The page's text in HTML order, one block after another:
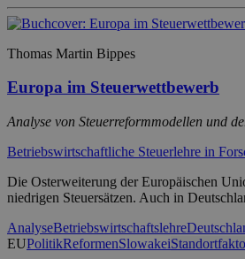
Thomas Martin Bippes
Europa im Steuerwettbewerb
Analyse von Steuerreformmodellen und
Betriebswirtschaftliche Steuerlehre in
Die Osterweiterung der Europäischen
niedrigen Steuersätzen. Auch in
AnalyseBetriebswirtschaftslehre
EUPolitikReformenSlowakei